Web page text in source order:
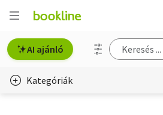
AI ajánló
Kategóriák